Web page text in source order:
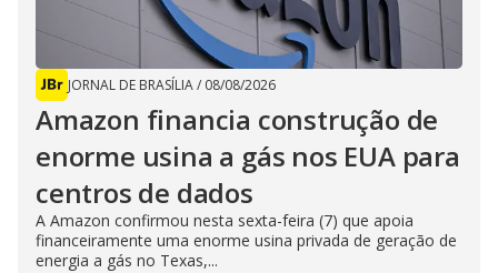
JORNAL DE BRASÍLIA/ 08/08/2026
Amazon financia construção de
enorme usina a gás nos EUA para
centros de dados
A Amazon confirmou nesta sexta-feira (7) que apoia
financeiramente uma enorme usina privada de geração de
energia a gás no Texas,...